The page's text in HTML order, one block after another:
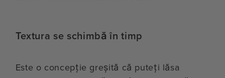
Textura se schimbă în timp
Este o concepție greșită că puteți lăsa